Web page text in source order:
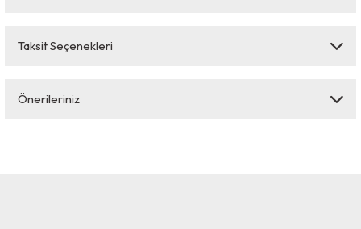
Bu ürüne ilk yorumu siz yapın!
Taksit Seçenekleri
Önerileriniz